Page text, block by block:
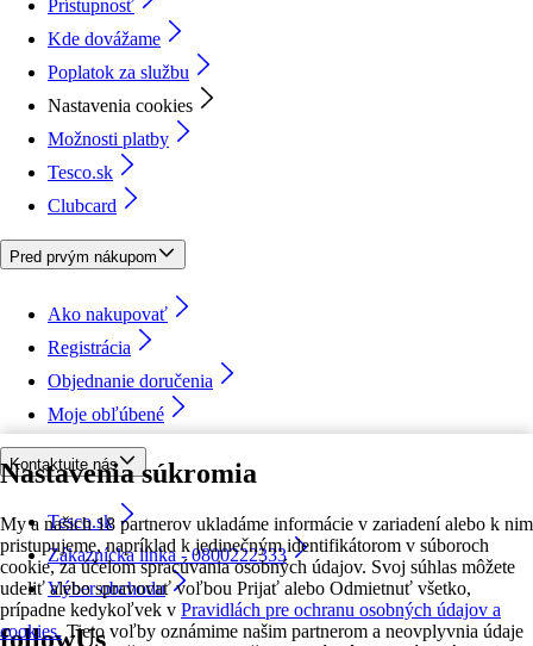
Nastavenia súkromia
My a našich 18 partnerov ukladáme informácie v zariadení alebo k nim
pristupujeme, napríklad k jedinečným identifikátorom v súboroch
cookie, za účelom spracúvania osobných údajov. Svoj súhlas môžete
udeliť alebo spravovať voľbou Prijať alebo Odmietnuť všetko,
prípadne kedykoľvek v Pravidlách pre ochranu osobných údajov a
cookies. Tieto voľby oznámime našim partnerom a neovplyvnia údaje
Prístupnosť
Kde dovážame
Poplatok za službu
Nastavenia cookies
Možnosti platby
Tesco.sk
Clubcard
Pred prvým nákupom
Ako nakupovať
Registrácia
Objednanie doručenia
Moje obľúbené
Kontaktujte nás
Tesco.sk
Zákaznícka linka - 0800222333
Výber obchodu
followUs